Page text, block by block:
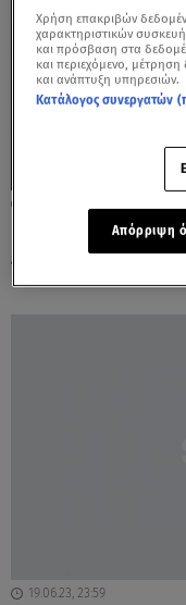
Κόρτνεϊ
λίγο πριν
19.06.23, 23:59
Χρήση επακριβών
χαρακτηριστικών
και πρόσβαση στα
και περιεχόμενο,
και ανάπτυξη υπηρεσιών.
Κατάλογος συνεργατών
Απόρριψη